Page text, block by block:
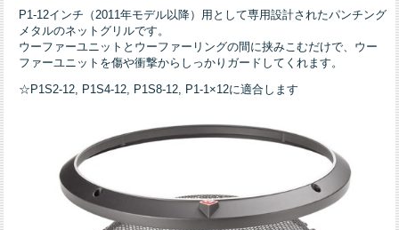
P1-12インチ（2011年モデル以降）用として専用設計されたパンチング
メタルのネットグリルです。
ウーファーユニットとウーファーリングの間に挟みこむだけで、ウー
ファーユニットを傷や衝撃からしっかりガードしてくれます。
☆P1S2-12, P1S4-12, P1S8-12, P1-1×12に適合します